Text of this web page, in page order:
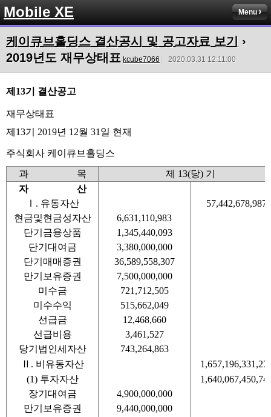
Mobile XE Menu
케이큐브홀딩스 결산공시 및 공고자료 보기
›
2019년도 재무상태표 kcube7066 2020.03.31 12:11:00
제13기 결산공고
재무상태표
제13기 2019년 12월 31일 현재
주식회사 케이큐브홀딩스
과 목
제 13(당) 기
자 산
Ⅰ. 유동자산
57,442,678,987
현금및현금성자산
6,631,110,983
단기금융상품
1,345,440,093
단기대여금
3,380,000,000
단기매매증권
36,589,558,307
만기보유증권
7,500,000,000
미수금
721,712,505
미수수익
515,662,049
선급금
12,468,660
선급비용
3,461,527
당기법인세자산
743,264,863
Ⅱ. 비유동자산
(1) 투자자산
장기대여금
4,900,000,000
만기보유증권
9,440,000,000